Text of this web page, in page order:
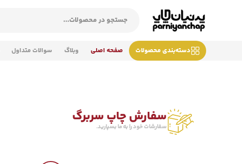
دسته‌بندی محصولات صفحه اصلی وبلاگ سوالات متداول
سفارش چاپ سربرگ
سفارشات خود را به ما بسپارید.